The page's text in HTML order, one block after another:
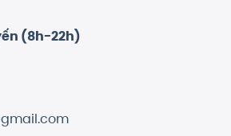
(8h-22h)